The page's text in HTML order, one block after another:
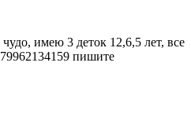
имею 3 деток 12,6,5 лет, все
пишите